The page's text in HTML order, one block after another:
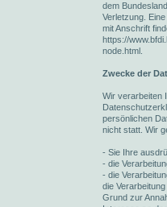
dem
Verletzung.
mit Anschrift
https://
node.html.
Zwecke der
Wir verarbeiten
persönlichen
nicht statt. Wir
- Sie Ihre
- die
- die
die
Grund zur